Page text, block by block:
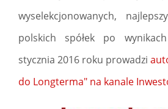
wyselekcjonowanych,
polskich spółek po
stycznia 2016 roku prowadzi
do Longterma" na kanale